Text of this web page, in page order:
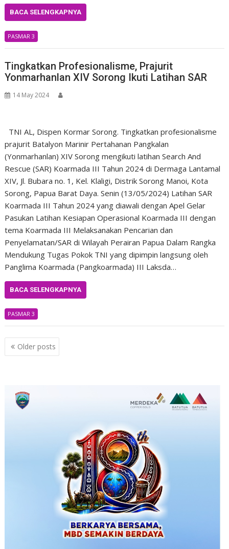
BACA SELENGKAPNYA
PASMAR 3
Tingkatkan Profesionalisme, Prajurit
Yonmarhanlan XIV Sorong Ikuti Latihan SAR
14 May 2024
TNI AL, Dispen Kormar Sorong. Tingkatkan profesionalisme
prajurit Batalyon Marinir Pertahanan Pangkalan
(Yonmarhanlan) XIV Sorong mengikuti latihan Search And
Rescue (SAR) Koarmada III Tahun 2024 di Dermaga Lantamal
XIV, Jl. Bubara no. 1, Kel. Klaligi, Distrik Sorong Manoi, Kota
Sorong, Papua Barat Daya. Senin (13/05/2024) Latihan SAR
Koarmada III Tahun 2024 yang diawali dengan Apel Gelar
Pasukan Latihan Kesiapan Operasional Koarmada III dengan
tema Koarmada III Melaksanakan Pencarian dan
Penyelamatan/SAR di Wilayah Perairan Papua Dalam Rangka
Mendukung Tugas Pokok TNI yang dipimpin langsung oleh
Panglima Koarmada (Pangkoarmada) III Laksda…
BACA SELENGKAPNYA
PASMAR 3
Posts
navigation
Older posts